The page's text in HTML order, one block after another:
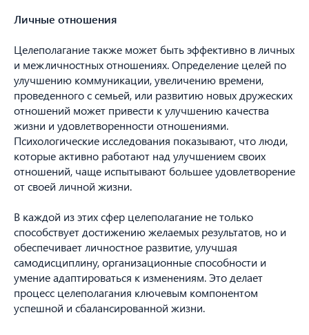
Личные отношения
Целеполагание также может быть эффективно в личных
и межличностных отношениях. Определение целей по
улучшению коммуникации, увеличению времени,
проведенного с семьей, или развитию новых дружеских
отношений может привести к улучшению качества
жизни и удовлетворенности отношениями.
Психологические исследования показывают, что люди,
которые активно работают над улучшением своих
отношений, чаще испытывают большее удовлетворение
от своей личной жизни.
В каждой из этих сфер целеполагание не только
способствует достижению желаемых результатов, но и
обеспечивает личностное развитие, улучшая
самодисциплину, организационные способности и
умение адаптироваться к изменениям. Это делает
процесс целеполагания ключевым компонентом
успешной и сбалансированной жизни.